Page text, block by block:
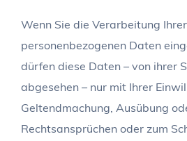
Wenn Sie die Verarbeitung Ihrer
personenbezogenen Daten
dürfen diese Daten – von ihrer
abgesehen – nur mit Ihrer
Geltendmachung, Ausübung
Rechtsansprüchen oder zum